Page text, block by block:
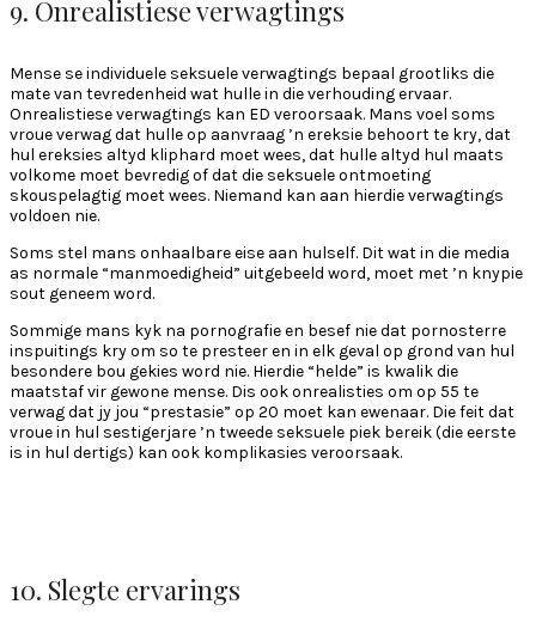
9. Onrealistiese verwagtings
Mense se individuele seksuele verwagtings bepaal grootliks die
mate van tevredenheid wat hulle in die verhouding ervaar.
Onrealistiese verwagtings kan ED veroorsaak. Mans voel soms
vroue verwag dat hulle op aanvraag ’n ereksie behoort te kry, dat
hul ereksies altyd kliphard moet wees, dat hulle altyd hul maats
volkome moet bevredig of dat die seksuele ontmoeting
skouspelagtig moet wees. Niemand kan aan hierdie verwagtings
voldoen nie.
Soms stel mans onhaalbare eise aan hulself. Dit wat in die media
as normale “manmoedigheid” uitgebeeld word, moet met ’n knypie
sout geneem word.
Sommige mans kyk na pornografie en besef nie dat pornosterre
inspuitings kry om so te presteer en in elk geval op grond van hul
besondere bou gekies word nie. Hierdie “helde” is kwalik die
maatstaf vir gewone mense. Dis ook onrealisties om op 55 te
verwag dat jy jou “prestasie” op 20 moet kan ewenaar. Die feit dat
vroue in hul sestigerjare ’n tweede seksuele piek bereik (die eerste
is in hul dertigs) kan ook komplikasies veroorsaak.
10. Slegte ervarings